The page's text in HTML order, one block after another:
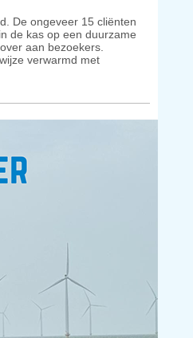
De ongeveer 15 cliënten
de kas op een duurzame
aan bezoekers.
verwarmd met